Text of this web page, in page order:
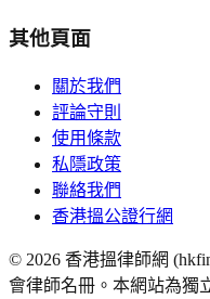
其他頁面
關於我們
評論守則
使用條款
私隱政策
聯絡我們
香港搵公證行網
© 2026 香港搵律師網
會律師名冊。本網站為獨